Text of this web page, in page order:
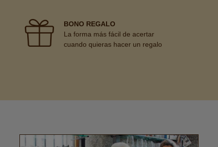
BONO REGALO
La forma más fácil de acertar
cuando quieras hacer un regalo